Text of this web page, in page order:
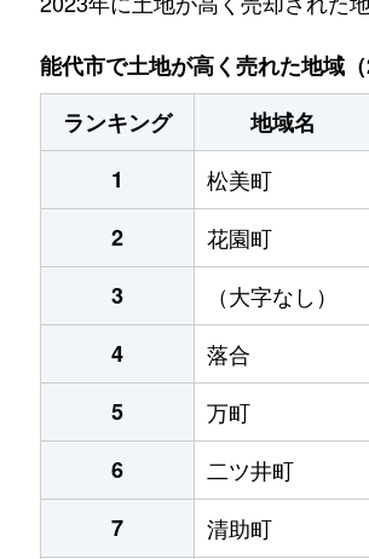
能代市で土地が高く売れた地域（
ランキング
地域名
1
松美町
2
花園町
3
（大字なし）
4
落合
5
万町
6
二ツ井町
7
清助町